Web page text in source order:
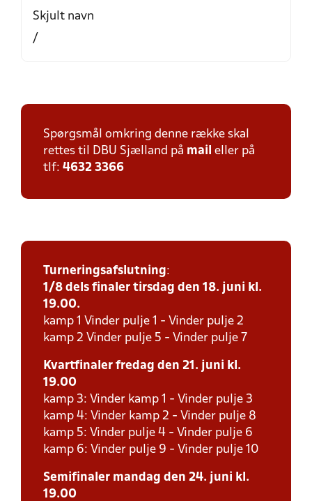
Skjult navn
/
Spørgsmål omkring denne række skal
rettes til DBU Sjælland på mail eller på
tlf: 4632 3366
Turneringsafslutning:
1/8 dels finaler tirsdag den 18. juni kl.
19.00.
kamp 1 Vinder pulje 1 - Vinder pulje 2
kamp 2 Vinder pulje 5 - Vinder pulje 7
Kvartfinaler fredag den 21. juni kl.
19.00
kamp 3: Vinder kamp 1 - Vinder pulje 3
kamp 4: Vinder kamp 2 - Vinder pulje 8
kamp 5: Vinder pulje 4 - Vinder pulje 6
kamp 6: Vinder pulje 9 - Vinder pulje 10
Semifinaler mandag den 24. juni kl.
19.00